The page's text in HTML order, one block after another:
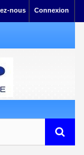
Connexion
nous